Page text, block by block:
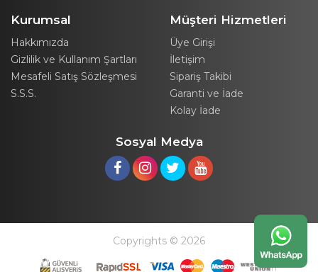
Kurumsal
Hakkımızda
Gizlilik ve Kullanım Şartları
Mesafeli Satış Sözleşmesi
S.S.S.
Müşteri Hizmetleri
Üye Girişi
İletişim
Sipariş Takibi
Garanti ve İade
Kolay İade
Sosyal Medya
Copyrights © 2026